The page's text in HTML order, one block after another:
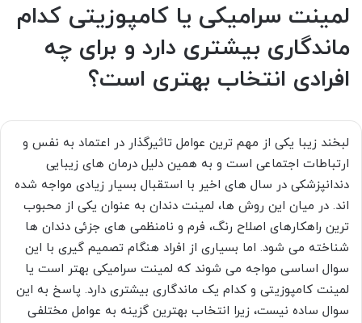
لمینت سرامیکی یا کامپوزیتی کدام
ماندگاری بیشتری دارد و برای چه
افرادی انتخاب بهتری است؟
لبخند زیبا یکی از مهم ترین عوامل تاثیرگذار در اعتماد به نفس و
ارتباطات اجتماعی است و به همین دلیل درمان های زیبایی
دندانپزشکی در سال های اخیر با استقبال بسیار زیادی مواجه شده
اند. در میان این روش ها، لمینت دندان به عنوان یکی از محبوب
ترین راهکارهای اصلاح رنگ، فرم و نامنظمی های جزئی دندان ها
شناخته می شود. اما بسیاری از افراد هنگام تصمیم گیری با این
سوال اساسی مواجه می شوند که لمینت سرامیکی بهتر است یا
لمینت کامپوزیتی و کدام یک ماندگاری بیشتری دارد. پاسخ به این
سوال ساده نیست، زیرا انتخاب بهترین گزینه به عوامل مختلفی